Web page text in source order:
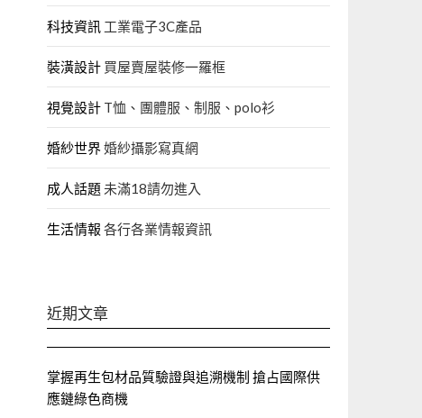
科技資訊 工業電子3C產品
裝潢設計 買屋賣屋裝修一羅框
視覺設計 T恤、團體服、制服、polo衫
婚紗世界婚紗攝影寫真網
成人話題 未滿18請勿進入
生活情報 各行各業情報資訊
近期文章
掌握再生包材品質驗證與追溯機制 搶占國際供
應鏈綠色商機